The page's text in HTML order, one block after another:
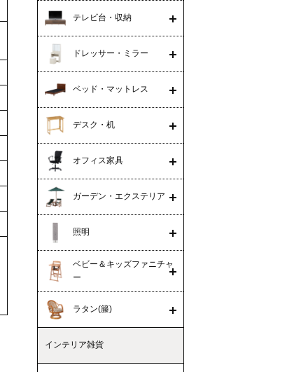
テレビ台・収納
ドレッサー・ミラー
ベッド・マットレス
デスク・机
オフィス家具
ガーデン・エクステリア
照明
ベビー＆キッズファニチャ
ー
ラタン(籐)
インテリア雑貨